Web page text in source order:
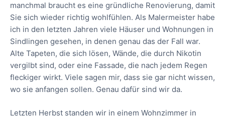
manchmal braucht es eine gründliche Renovierung, damit
Sie sich wieder richtig wohlfühlen. Als Malermeister habe
ich in den letzten Jahren viele Häuser und Wohnungen in
Sindlingen gesehen, in denen genau das der Fall war.
Alte Tapeten, die sich lösen, Wände, die durch Nikotin
vergilbt sind, oder eine Fassade, die nach jedem Regen
fleckiger wirkt. Viele sagen mir, dass sie gar nicht wissen,
wo sie anfangen sollen. Genau dafür sind wir da.
Letzten Herbst standen wir in einem Wohnzimmer in